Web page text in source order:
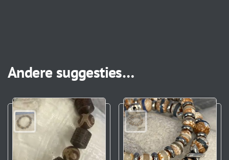
Andere suggesties…